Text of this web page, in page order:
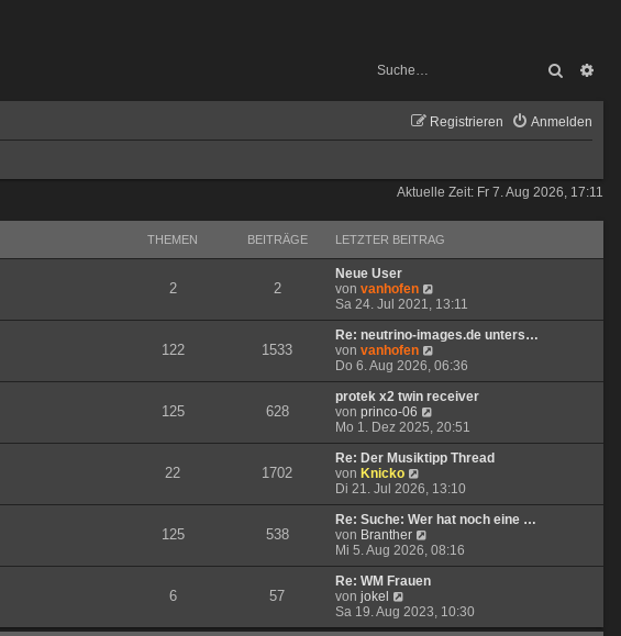
Suche
Anmelden
Registrieren
Aktuelle Zeit: Fr 7. Aug 2026, 17:11
THEMEN BEITRÄGE LETZTER BEITRAG
2 2
Neue User
von vanhofen
e
u
e
t
e
r
e
i
t
a
g
Sa 24. Jul 2021, 13:11
122 1533
Re: neutrino-images.de unters…
von vanhofen
e
u
e
t
e
r
e
i
t
a
g
Do 6. Aug 2026, 06:36
125 628
protek x2 twin receiver
von princo-06
e
u
e
t
e
r
e
i
g
Mo 1. Dez 2025, 20:51
22 1702
Re: Der Musiktipp Thread
von Knicko
e
u
e
s
t
e
r
e
i
Di 21. Jul 2026, 13:10
125 538
Re: Suche: Wer hat noch eine …
von Branther
e
u
e
t
e
Mi 5. Aug 2026, 08:16
6 57
Re: WM Frauen
von jokel
e
u
Sa 19. Aug 2023, 10:30